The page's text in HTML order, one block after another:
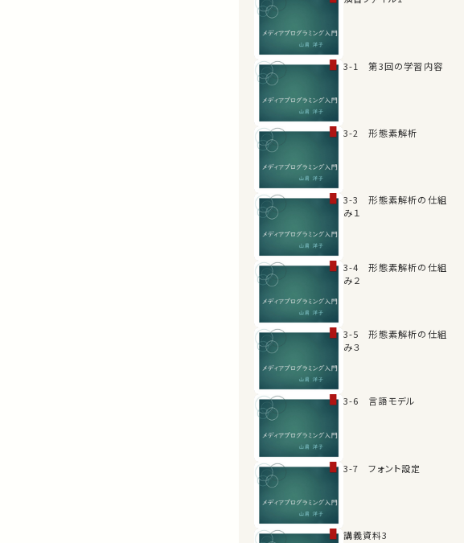
3-1 第3回の学習内容
3-2 形態素解析
3-3 形態素解析の仕組
み１
3-4 形態素解析の仕組
み２
3-5 形態素解析の仕組
み３
3-6 言語モデル
3-7 フォント設定
講義資料3